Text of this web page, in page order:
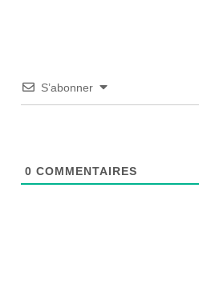
S’abonner
0 COMMENTAIRES